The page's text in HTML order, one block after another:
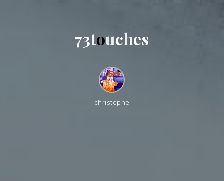
73touches
christophe